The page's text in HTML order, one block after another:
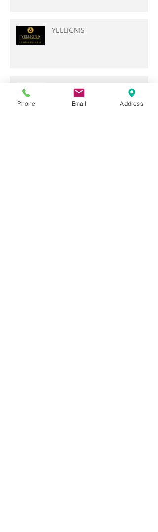
YELLIGNIS
【質問】志望校に合格したいで
す。勉強以外に、まずやるべき
ことは何ですか？
Phone Email Address